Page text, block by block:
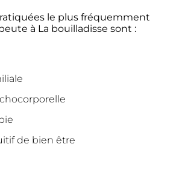
le plus fréquemment
à La bouilladisse sont :
de bien être